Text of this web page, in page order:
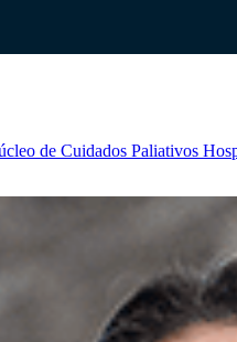
de Cuidados Paliativos